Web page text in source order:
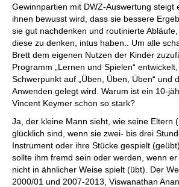
Gewinnpartien mit DWZ-Auswertung steigt
ihnen bewusst wird, dass sie bessere
sie gut nachdenken und routinierte
diese zu denken, intus haben.. Um alle
Brett dem eigenen Nutzen der Kinder
Programm „Lernen und Spielen“
Schwerpunkt auf „Üben, Üben, Üben“ und
Anwenden gelegt wird. Warum ist ein 10-
Vincent Keymer schon so stark?
Ja, der kleine Mann sieht, wie seine Eltern
glücklich sind, wenn sie zwei- bis drei
Instrument oder ihre Stücke gespielt
sollte ihm fremd sein oder werden, wenn
nicht in ähnlicher Weise spielt (übt). Der
2000/01 und 2007-2013, Viswanathan